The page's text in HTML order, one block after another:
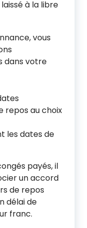
à la libre
vous
dans votre
repos au choix
les dates de
payés, il
un accord
de repos
délai de
franc.